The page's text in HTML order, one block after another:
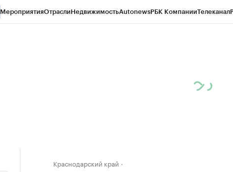
МероприятияОтраслиНедвижимостьAutonewsРБК КомпанииТелеканал
Краснодарский край